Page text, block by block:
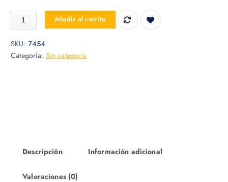
SELLADOR DE FUNDA PORTATILES TX-006 cantidad
Añadir al carrito
SKU: 7454
Categoría: Sin categoría
Descripción Información adicional
Valoraciones (0)